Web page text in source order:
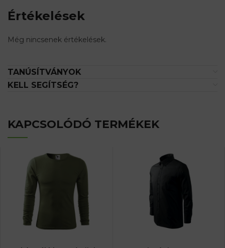
Értékelések
Még nincsenek értékelések.
TANÚSÍTVÁNYOK
KELL SEGÍTSÉG?
KAPCSOLÓDÓ TERMÉKEK